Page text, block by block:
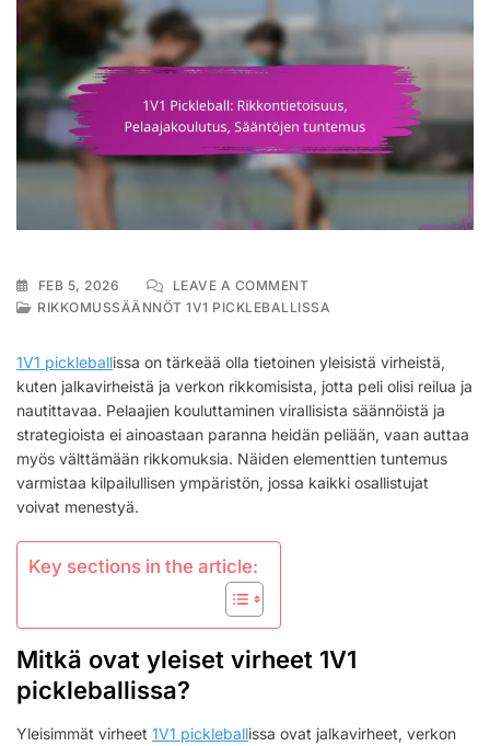
FEB 5, 2026 LEAVE A COMMENTON
1V1
PELAAJAKOULUTUS,
SÄÄNTÖJEN
TUNTEMUS
RIKKOMUSSÄÄNNÖT 1V1 PICKLEBALLISSA
1V1 pickleballissa on tärkeää olla tietoinen yleisistä virheistä,
kuten jalkavirheistä ja verkon rikkomisista, jotta peli olisi reilua ja
nautittavaa. Pelaajien kouluttaminen virallisista säännöistä ja
strategioista ei ainoastaan paranna heidän peliään, vaan auttaa
myös välttämään rikkomuksia. Näiden elementtien tuntemus
varmistaa kilpailullisen ympäristön, jossa kaikki osallistujat
voivat menestyä.
Key sections in the article:
Mitkä ovat yleiset virheet 1V1
pickleballissa?
Yleisimmät virheet 1V1 pickleballissa ovat jalkavirheet, verkon